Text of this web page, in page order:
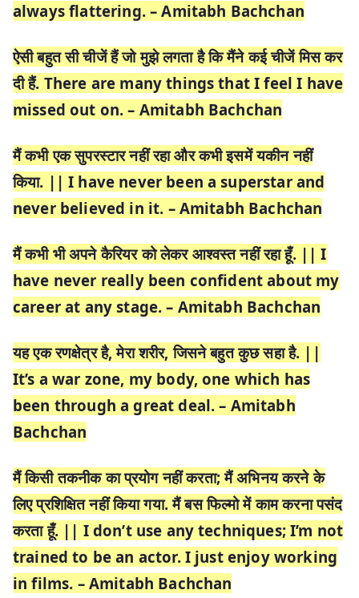
always flattering. – Amitabh Bachchan
ऐसी बहुत सी चीजें हैं जो मुझे लगता है कि मैंने कई चीजें मिस कर
दी हैं. There are many things that I feel I have
missed out on. – Amitabh Bachchan
मैं कभी एक सुपरस्टार नहीं रहा और कभी इसमें यकीन नहीं
किया. || I have never been a superstar and
never believed in it. – Amitabh Bachchan
मैं कभी भी अपने कैरियर को लेकर आश्वस्त नहीं रहा हूँ. || I
have never really been confident about my
career at any stage. – Amitabh Bachchan
यह एक रणक्षेत्र है, मेरा शरीर, जिसने बहुत कुछ सहा है. ||
It’s a war zone, my body, one which has
been through a great deal. – Amitabh
Bachchan
मैं किसी तकनीक का प्रयोग नहीं करता; मैं अभिनय करने के
लिए प्रशिक्षित नहीं किया गया. मैं बस फिल्मो में काम करना पसंद
करता हूँ. || I don’t use any techniques; I’m not
trained to be an actor. I just enjoy working
in films. – Amitabh Bachchan